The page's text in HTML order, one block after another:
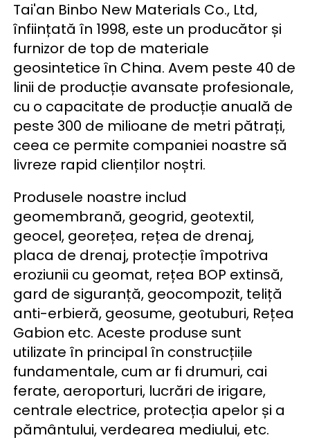
Tai'an Binbo New Materials Co., Ltd,
înființată în 1998, este un producător și
furnizor de top de materiale
geosintetice în China. Avem peste 40 de
linii de producție avansate profesionale,
cu o capacitate de producție anuală de
peste 300 de milioane de metri pătrați,
ceea ce permite companiei noastre să
livreze rapid clienților noștri.
Produsele noastre includ
geomembrană, geogrid, geotextil,
geocel, georețea, rețea de drenaj,
placa de drenaj, protecție împotriva
eroziunii cu geomat, rețea BOP extinsă,
gard de siguranță, geocompozit, teliță
anti-erbieră, geosume, geotuburi, Rețea
Gabion etc. Aceste produse sunt
utilizate în principal în construcțiile
fundamentale, cum ar fi drumuri, cai
ferate, aeroporturi, lucrări de irigare,
centrale electrice, protecția apelor și a
pământului, verdearea mediului, etc.